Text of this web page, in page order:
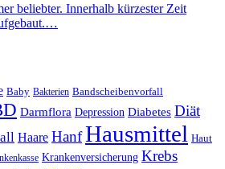
beliebter. Innerhalb kürzester Zeit
Baby Bakterien Bandscheibenvorfall
Darmflora Depression Diabetes Diät
Haare HanfHausmittel Haut
Krankenversicherung Krebs